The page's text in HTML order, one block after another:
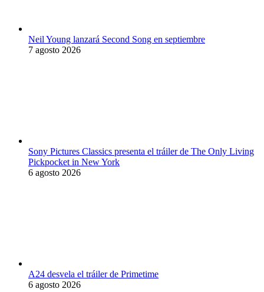
Neil Young lanzará Second Song en septiembre
7 agosto 2026
Sony Pictures Classics presenta el tráiler de The Only Living
Pickpocket in New York
6 agosto 2026
A24 desvela el tráiler de Primetime
6 agosto 2026